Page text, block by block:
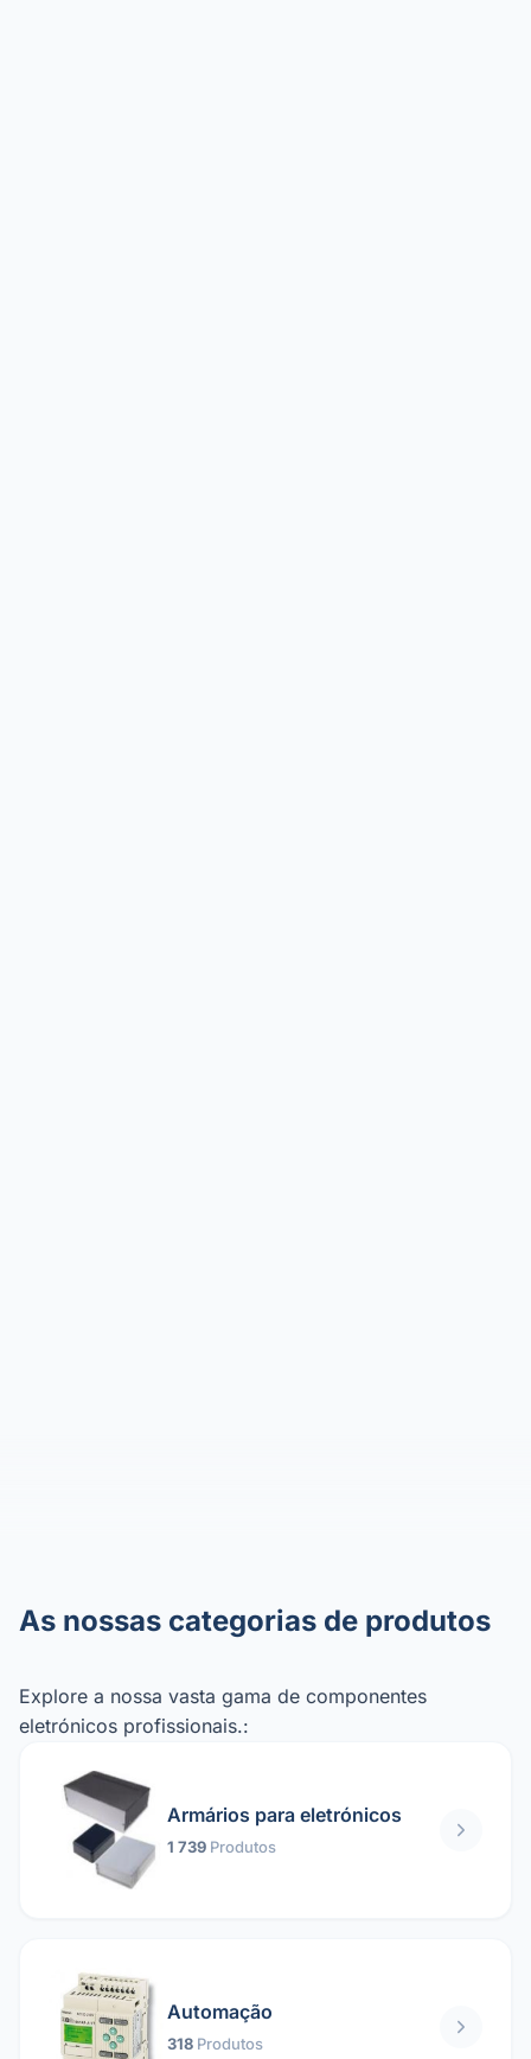
As nossas categorias de produtos
Explore a nossa vasta gama de componentes
eletrónicos profissionais.:
Armários para eletrónicos
1 739 Produtos
Automação
318 Produtos